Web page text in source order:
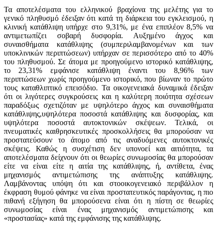
Τα αποτελέσματα του ελληνικού βραχίονα της μελέτης για το
γενικό πληθυσμό έδειξαν ότι κατά τη διάρκεια του εγκλεισμού, η
κλινική κατάθλιψη υπήρχε στο 9,31%, με ένα επιπλέον 8,5% να
αντιμετωπίζει σοβαρή δυσφορία. Αυξημένo άγχος και
συναισθήματα κατάθλιψης (συμπεριλαμβανομένων και των
υποκλινικών περιπτώσεων) υπήρχαν σε περισσότερο από το 40%
του πληθυσμού. Σε άτομα με προηγούμενο ιστορικό κατάθλιψης,
το 23,31% εμφάνισε κατάθλιψη έναντι του 8,96% των
περιπτώσεων χωρίς προηγούμενο ιστορικό, που βίωναν το πρώτο
τους καταθλιπτικό επεισόδιο. Τα οικογενειακά δυναμικά έδειξαν
ότι οι λιγότερες συγκρούσεις και η καλύτερη ποιότητα σχέσεων
παραδόξως σχετιζόταν με υψηλότερο άγχος και συναισθήματα
κατάθλιψης,υψηλότερα ποσοστά κατάθλιψης και δυσφορίας, και
υψηλότερα ποσοστά αυτοκτονικών σκέψεων. Τελικά, οι
πνευματικές καιθρησκευτικές προσκολλήσεις θα μπορούσαν να
προστατεύσουν το άτομο από τις αναδυόμενες αυτοκτονικές
σκέψεις. Καθώς η συσχέτιση δεν υπονοεί και αιτιότητα, τα
αποτελέσματα δείχνουν ότι οι θεωρίες συνωμοσίας θα μπορούσαν
είτε να είναι είτε η αιτία της κατάθλιψης, ή, αντίθετα, ένας
μηχανισμός αντιμετώπισης της ανάπτυξης κατάθλιψης.
Λαμβάνοντας υπόψη ότι και στοοικογενειακό περιβάλλον η
έκφραση θυμού φάνηκε να είναι προστατευτικός παράγοντας, η πιο
πιθανή εξήγηση θα μπορούσενα είναι ότι η πίστη σε θεωρίες
συνωμοσίας είναι ένας μηχανισμός αντιμετώπισης και
«προστασίας» κατά της εμφάνισης της κατάθλιψης.